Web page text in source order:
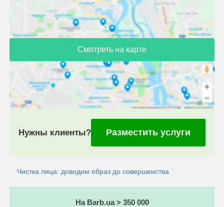
Смотреть на карте
Нужны клиенты? Разместить услуги
Чистка лица: доводим образ до совершенства
На Barb.ua > 350 000